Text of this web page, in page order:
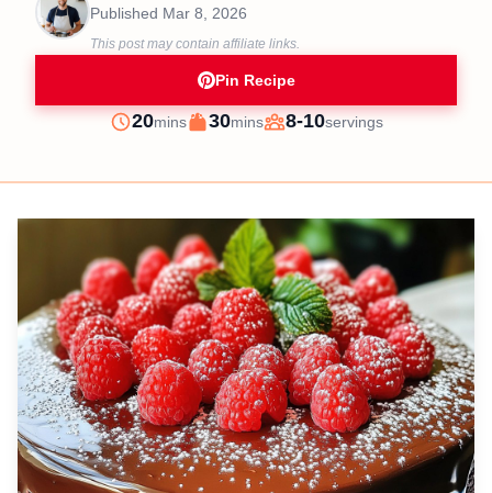
Published Mar 8, 2026
This post may contain affiliate links.
Pin Recipe
Prep
20minutes
mins
Cook
30minutes
mins
Servings
8-10servings